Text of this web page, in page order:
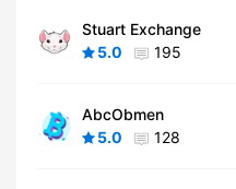
Stuart Exchange
5.0
195
AbcObmen
5.0
128